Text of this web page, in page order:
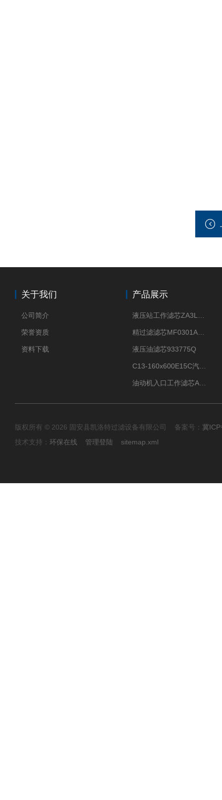
关于我们
公司简介
荣誉资质
资料下载
产品展示
液压站工作滤芯ZA3LS400E2-FN1
精过滤滤芯MF0301A06VN
液压油滤芯933775Q
C13-160x600E15C汽机滤芯
油动机入口工作滤芯AP1E102-01D10V/-W
版权所有 © 2026 固安县凯洛特过滤设备有限公司 备案号： 冀
技术支持： 环保在线 管理登陆 sitemap.xml